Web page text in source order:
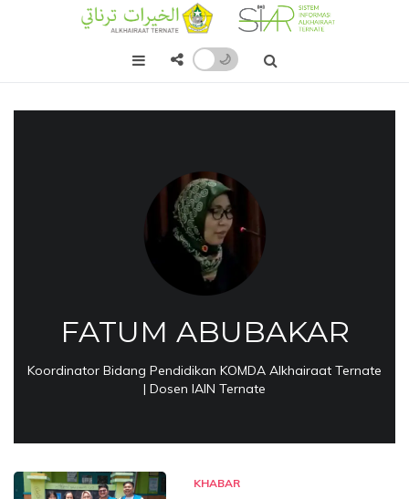
🌙
FATUM ABUBAKAR
Koordinator Bidang Pendidikan KOMDA Alkhairaat Ternate
| Dosen IAIN Ternate
KHABAR